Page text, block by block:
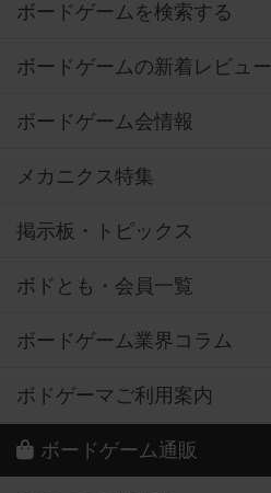
ボードゲームを検索する
ボードゲームの新着レビュー
ボードゲーム会情報
メカニクス特集
掲示板・トピックス
ボドとも・会員一覧
ボードゲーム業界コラム
ボドゲーマご利用案内
ボードゲーム通販